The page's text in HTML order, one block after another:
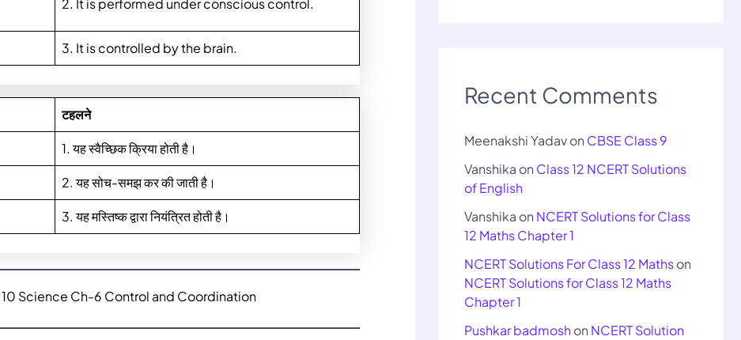
2. It is performed under conscious control.
3. It is controlled by the brain.
टहलने
1. यह स्वैच्छिक क्रिया होती है।
2. यह सोच-समझ कर की जाती है।
3. यह मस्तिष्क द्वारा नियंत्रित होती है।
10 Science Ch-6 Control and Coordination
Recent Comments
Meenakshi Yadavon CBSE Class 9
Vanshika on Class 12 NCERT Solutions
of English
Vanshika on NCERT Solutions for Class
12 Maths Chapter 1
NCERT Solutions For Class 12 Mathson
NCERT Solutions for Class 12 Maths
Chapter 1
Pushkar badmoshon NCERT Solution